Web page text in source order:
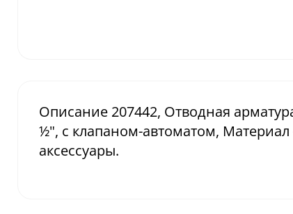
Описание 207442, Отводная
½", с клапаном-автоматом,
аксессуары.